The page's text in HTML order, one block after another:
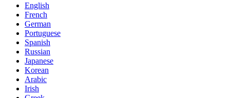
English
French
German
Portuguese
Spanish
Russian
Japanese
Korean
Arabic
Irish